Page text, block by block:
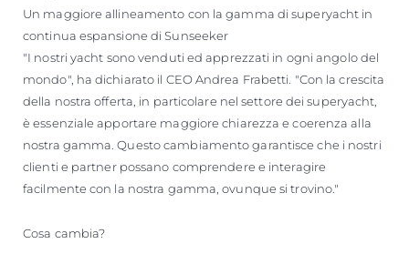
Un maggiore allineamento con la gamma di superyacht in
continua espansione di Sunseeker
"I nostri yacht sono venduti ed apprezzati in ogni angolo del
mondo", ha dichiarato il CEO Andrea Frabetti. "Con la crescita
della nostra offerta, in particolare nel settore dei superyacht,
è essenziale apportare maggiore chiarezza e coerenza alla
nostra gamma. Questo cambiamento garantisce che i nostri
clienti e partner possano comprendere e interagire
facilmente con la nostra gamma, ovunque si trovino."
Cosa cambia?